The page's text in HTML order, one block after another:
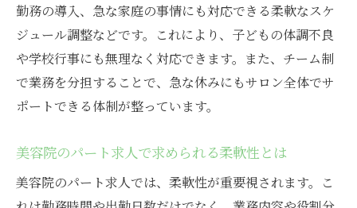
勤務の導入、急な家庭の事情にも対応できる柔軟なスケ
ジュール調整などです。これにより、子どもの体調不良
や学校行事にも無理なく対応できます。また、チーム制
で業務を分担することで、急な休みにもサロン全体でサ
ポートできる体制が整っています。
美容院のパート求人で求められる柔軟性とは
美容院のパート求人では、柔軟性が重要視されます。こ